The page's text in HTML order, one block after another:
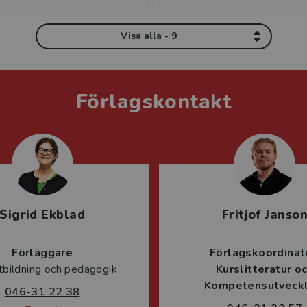
Visa alla - 9
Förlagskontakt
Sigrid Ekblad
Förläggare
och pedagogik
046-31 22 38
Fritjof Janson
Kurslitteratur